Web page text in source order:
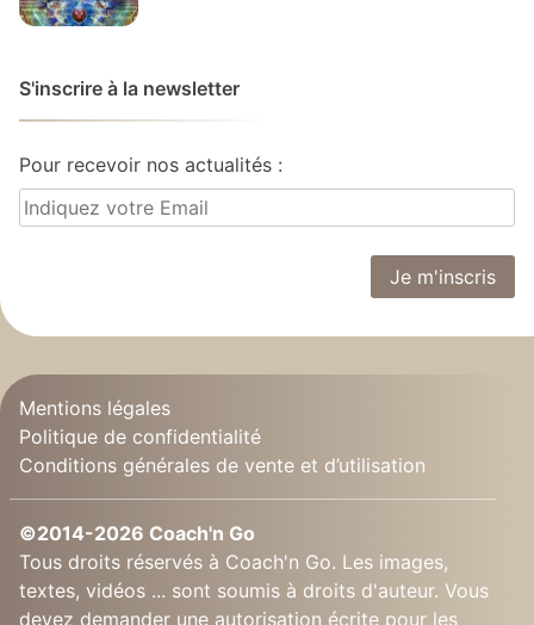
S'inscrire à la newsletter
Pour recevoir nos actualités :
Mentions légales
Politique de confidentialité
Conditions générales de vente et d’utilisation
©2014-2026 Coach'n Go
Tous droits réservés à Coach'n Go. Les images,
textes, vidéos ... sont soumis à droits d'auteur. Vous
devez demander une autorisation écrite pour les